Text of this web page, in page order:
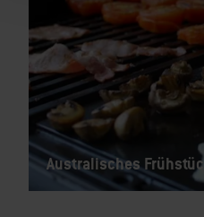
Australisches Frühstück